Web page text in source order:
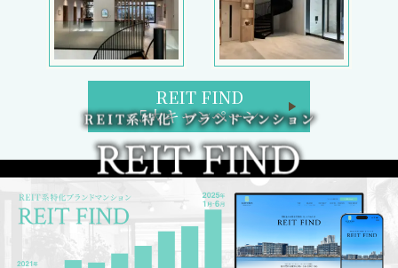
REIT FIND
5大キャンペーン